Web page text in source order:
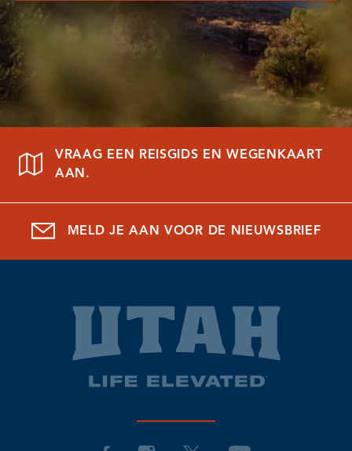
VRAAG EEN REISGIDS EN WEGENKAART
AAN.
MELD JE AAN VOOR DE NIEUWSBRIEF